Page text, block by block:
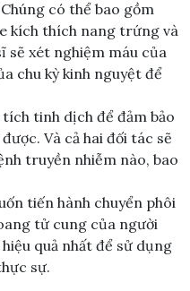
có thể bao gồm
kích thích nang trứng và
sẽ xét nghiệm máu của
chu kỳ kinh nguyệt để
tinh dịch để đảm bảo
Và cả hai đối tác sẽ
truyền nhiễm nào, bao
tiến hành chuyển phôi
tử cung của người
quả nhất để sử dụng
sự.